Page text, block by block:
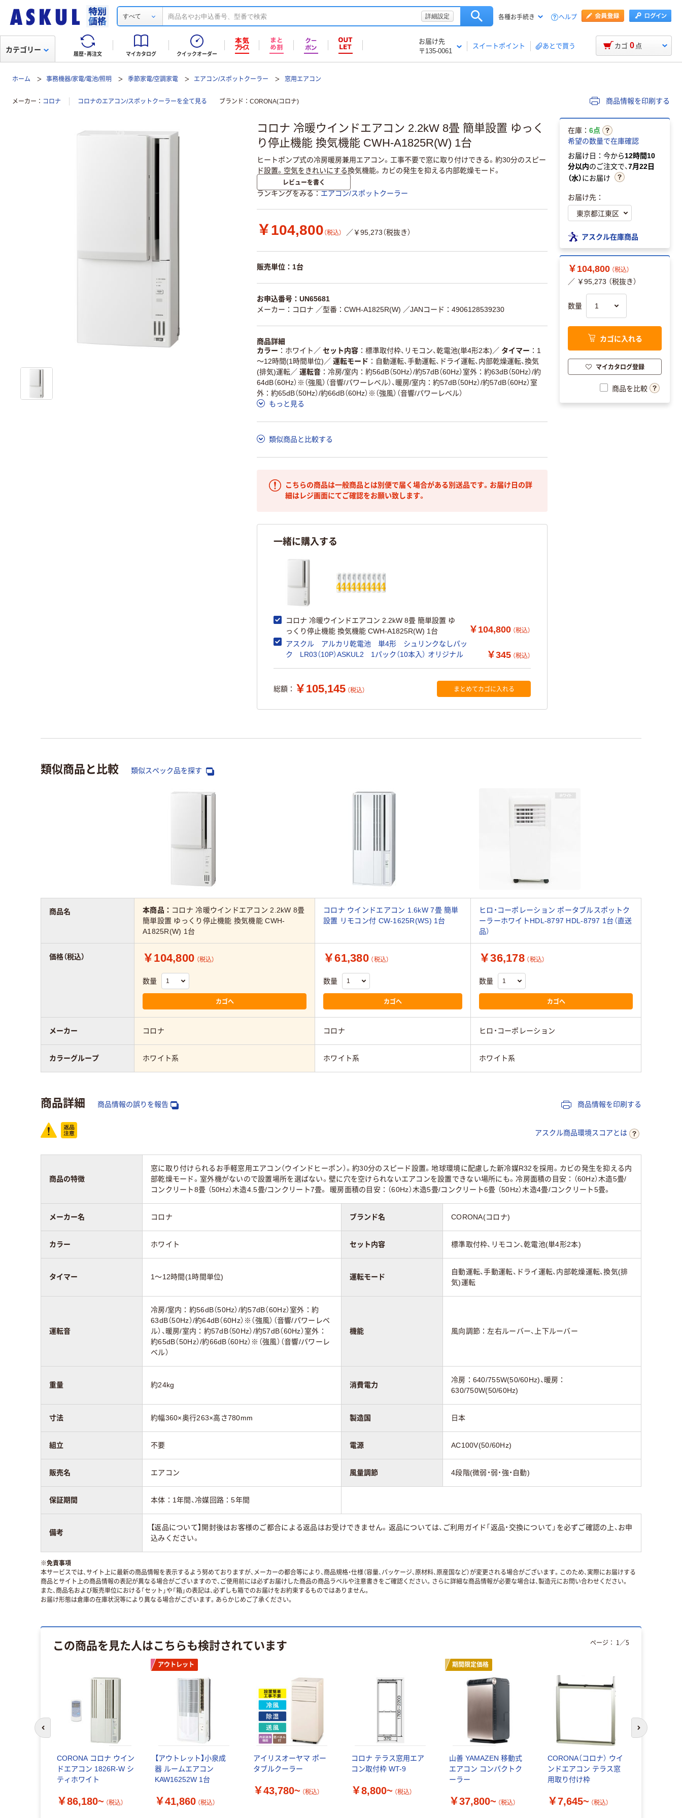
すべて 詳細設定 各種お手続き ヘルプ
履歴・再注文 マイカタログ クイックオーダー
お届け先
〒135-0061
スイートポイント あとで買う
カテゴリー カゴ 0 点
ホーム 事務機器/家電/電池/照明 季節家電/空調家電 エアコン/スポットクーラー 窓用エアコン
メーカー コロナ コロナのエアコン/スポットクーラーを全て見る ブランド CORONA(コロナ) 商品情報を印刷する
コロナ 冷暖ウインドエアコン 2.2kW 8畳 簡単設置 ゆっく
り停止機能 換気機能 CWH-A1825R(W) 1台
ヒートポンプ式の冷房暖房兼用エアコン。工事不要で窓に取り付けできる。約30分のスピー
ド設置。空気をきれいにする換気機能。カビの発生を抑える内部乾燥モード。
レビューを書く
ランキングをみる エアコン/スポットクーラー
￥104,800 （税込） ／￥95,273（税抜き）
販売単位：1台
お申込番号：UN65681
メーカー：コロナ ／型番：CWH-A1825R(W) ／JANコード：4906128539230
商品詳細
カラー
ホワイト ／ セット内容 標準取付枠、リモコン、乾電池(単4形2本) ／ タイマー
1
～12時間(1時間単位) ／ 運転モード
自動運転、手動運転、ドライ運転、内部乾燥運転、換気
(排気)運転／ 運転音
冷房/室内：約56dB（50Hz）/約57dB（60Hz）室外：約63dB（50Hz）/約
64dB（60Hz）※（強風）（音響/パワーレベル）、暖房/室内：約57dB（50Hz）/約57dB（60Hz）室
外：約65dB（50Hz）/約66dB（60Hz）※（強風）（音響/パワーレベル）
もっと見る
類似商品と比較する
こちらの商品は一般商品とは別便で届く場合がある別送品です。お届け日の詳
細はレジ画面にてご確認をお願い致します。
一緒に購入する
コロナ 冷暖ウインドエアコン 2.2kW 8畳 簡単設置 ゆ
っくり停止機能 換気機能 CWH-A1825R(W) 1台
￥104,800 （税込）
アスクル アルカリ乾電池 単4形 シュリンクなしパッ
ク LR03（10P）ASKUL2 1パック（10本入） オリジナル
￥345 （税込）
総額： ￥105,145 （税込） まとめてカゴに入れる
在庫： 6点
希望の数量で在庫確認
お届け日：今から12時間10
分以内のご注文で、7月22日
（水）にお届け
お届け先：
アスクル在庫商品
￥104,800 （税込）
／ ￥95,273 （税抜き）
数量
カゴに入れる
マイカタログ登録
商品を比較
類似商品と比較 類似スペック品を探す
商品名 本商品： コロナ 冷暖ウインドエアコン 2.2kW 8畳
簡単設置 ゆっくり停止機能 換気機能 CWH-
A1825R(W) 1台
コロナ ウインドエアコン 1.6kW 7畳 簡単
設置 リモコン付 CW-1625R(WS) 1台
ヒロ・コーポレーション ポータブルスポットク
ーラーホワイトHDL-8797 HDL-8797 1台（直送
品）
価格（税込） ￥104,800 （税込）
数量
カゴへ
￥61,380 （税込）
数量
カゴへ
￥36,178 （税込）
数量
カゴへ
メーカー コロナ コロナ ヒロ・コーポレーション
カラーグループ ホワイト系 ホワイト系 ホワイト系
商品詳細 商品情報の誤りを報告 商品情報を印刷する
アスクル商品環境スコアとは
商品の特徴
窓に取り付けられるお手軽窓用エアコン（ウインドヒーポン）。約30分のスピード設置。地球環境に配慮した新冷媒R32を採用。カビの発生を抑える内
部乾燥モード。室外機がないので設置場所を選ばない。壁に穴を空けられないエアコンを設置できない場所にも。冷房面積の目安：（60Hz）木造5畳/
コンクリート8畳 （50Hz）木造4.5畳/コンクリート7畳。 暖房面積の目安：（60Hz）木造5畳/コンクリート6畳 （50Hz）木造4畳/コンクリート5畳。
メーカー名 コロナ ブランド名 CORONA(コロナ)
カラー ホワイト セット内容 標準取付枠、リモコン、乾電池(単4形2本)
タイマー 1～12時間(1時間単位) 運転モード
自動運転、手動運転、ドライ運転、内部乾燥運転、換気(排
気)運転
運転音
冷房/室内：約56dB（50Hz）/約57dB（60Hz）室外：約
63dB（50Hz）/約64dB（60Hz）※（強風）（音響/パワーレベ
ル）、暖房/室内：約57dB（50Hz）/約57dB（60Hz）室外：
約65dB（50Hz）/約66dB（60Hz）※（強風）（音響/パワーレ
ベル）
機能 風向調節：左右ルーバー、上下ルーバー
重量 約24kg 消費電力
冷房：640/755W(50/60Hz)、暖房：
630/750W(50/60Hz)
寸法 約幅360×奥行263×高さ780mm 製造国 日本
組立 不要 電源 AC100V(50/60Hz)
販売名 エアコン 風量調節 4段階(微弱・弱・強・自動)
保証期間 本体：1年間、冷媒回路：5年間
備考
【返品について】開封後はお客様のご都合による返品はお受けできません。返品については、ご利用ガイド「返品・交換について」を必ずご確認の上、お申
込みください。
※免責事項
本サービスでは、サイト上に最新の商品情報を表示するよう努めておりますが、メーカーの都合等により、商品規格・仕様（容量、パッケージ、原材料、原産国など）が変更される場合がございます。このため、実際にお届けする
商品とサイト上の商品情報の表記が異なる場合がございますので、ご使用前には必ずお届けした商品の商品ラベルや注意書きをご確認ください。さらに詳細な商品情報が必要な場合は、製造元にお問い合わせください。
また、商品名および販売単位における「セット」や「箱」の表記は、必ずしも箱でのお届けをお約束するものではありません。
お届け形態は倉庫の在庫状況等により異なる場合がございます。あらかじめご了承ください。
この商品を見た人はこちらも検討されています
CORONA コロナ ウイン
ドエアコン 1826R-W シ
ティホワイト
￥86,180~ （税込）
アウトレット
【アウトレット】小泉成
器 ルームエアコン
KAW16252W 1台
￥41,860 （税込）
アイリスオーヤマ ポー
タブルクーラー
￥43,780~ （税込）
コロナ テラス窓用エア
コン取付枠 WT-9
￥8,800~ （税込）
期間限定価格
山善 YAMAZEN 移動式
エアコン コンパクトク
ーラー
￥37,800~ （税込）
CORONA（コロナ） ウイ
ンドエアコン テラス窓
用取り付け枠
￥7,645~ （税込）
ページ： 1／5
前のスライドへ 次のスライド